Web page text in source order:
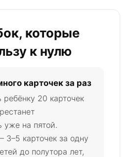
которые
к нулю
карточек за раз
ребёнку 20 карточек
уже на пятой.
карточек за одну
до полутора лет,